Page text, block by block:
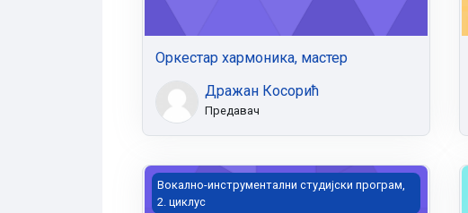
Oркестар хармоника, мастер
Дражан Косорић
Предавач
Виолина, мастер, Богосављевић
Вокално-инструментални студијски програм,
2. циклус